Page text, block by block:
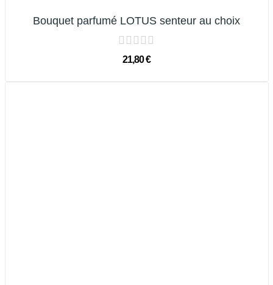
Bouquet parfumé LOTUS senteur au choix
21,80 €